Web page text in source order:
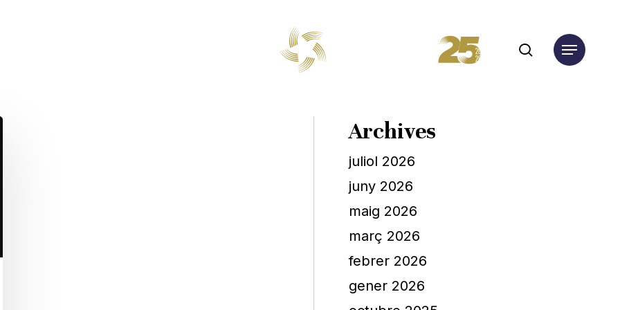
search
Menu
Archives
juliol 2026
juny 2026
maig 2026
març 2026
febrer 2026
gener 2026